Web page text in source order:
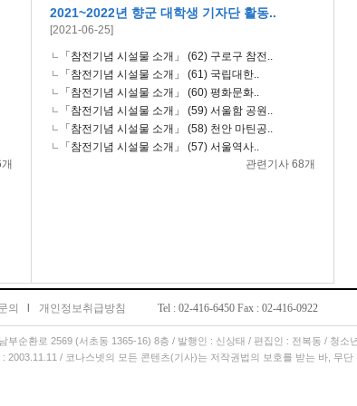
2021~2022년 향군 대학생 기자단 활동..
[2021-06-25]
「참전기념 시설물 소개」 (62) 구로구 참전..
「참전기념 시설물 소개」 (61) 국립대한..
「참전기념 시설물 소개」 (60) 평화문화..
「참전기념 시설물 소개」 (59) 서울함 공원..
「참전기념 시설물 소개」 (58) 천안 마틴공..
「참전기념 시설물 소개」 (57) 서울역사..
관련기사 68개
의 개인정보취급방침 Tel : 02-416-6450 Fax : 02-416-0922
부순환로 2569 (서초동 1365-16) 8층 / 발행인 : 신상태 / 편집인 : 전복동 / 청소
2003.11.11 / 코나스넷의 모든 콘텐츠(기사)는 저작권법의 보호를 받는 바, 무단